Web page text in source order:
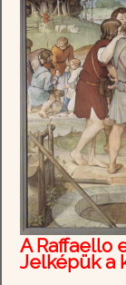
A Raffaello
Jelképük a